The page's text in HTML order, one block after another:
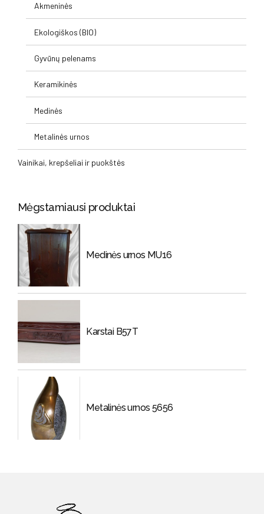
Akmeninės
Ekologiškos (BIO)
Gyvūnų pelenams
Keramikinės
Medinės
Metalinės urnos
Vainikai, krepšeliai ir puokštės
Mėgstamiausi produktai
Medinės urnos MU16
Karstai B57T
Metalinės urnos 5656